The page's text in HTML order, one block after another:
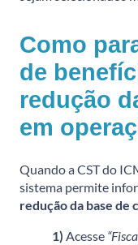
Como
de
redução
em
Quando a CST do
sistema permite
redução da base de
1) Acesse